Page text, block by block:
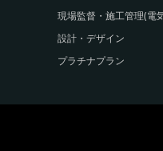
現場監督・施工管理(電
設計・デザイン
プラチナプラン